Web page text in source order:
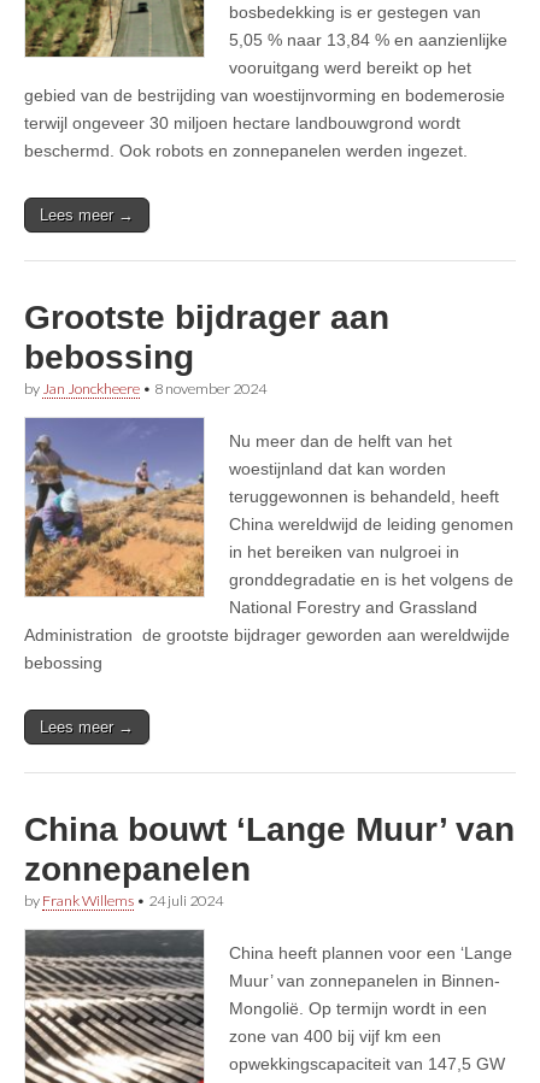
bosbedekking is er gestegen van
5,05 % naar 13,84 % en aanzienlijke
vooruitgang werd bereikt op het
gebied van de bestrijding van woestijnvorming en bodemerosie
terwijl ongeveer 30 miljoen hectare landbouwgrond wordt
beschermd. Ook robots en zonnepanelen werden ingezet.
Lees meer →
Grootste bijdrager aan
bebossing
by Jan Jonckheere • 8 november 2024
Nu meer dan de helft van het
woestijnland dat kan worden
teruggewonnen is behandeld, heeft
China wereldwijd de leiding genomen
in het bereiken van nulgroei in
gronddegradatie en is het volgens de
National Forestry and Grassland
Administration de grootste bijdrager geworden aan wereldwijde
bebossing
Lees meer →
China bouwt ‘Lange Muur’ van
zonnepanelen
by Frank Willems • 24 juli 2024
China heeft plannen voor een ‘Lange
Muur’ van zonnepanelen in Binnen-
Mongolië. Op termijn wordt in een
zone van 400 bij vijf km een
opwekkingscapaciteit van 147,5 GW